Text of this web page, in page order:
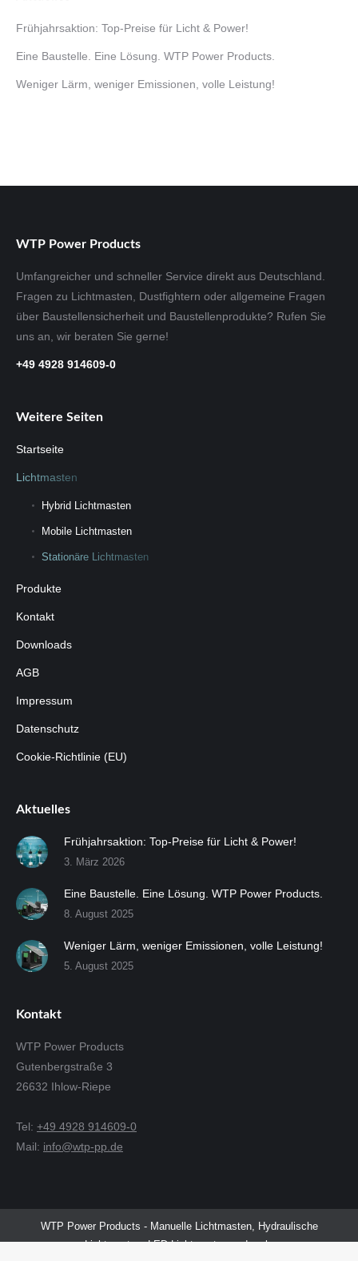
Frühjahrsaktion: Top-Preise für Licht & Power!
Eine Baustelle. Eine Lösung. WTP Power Products.
Weniger Lärm, weniger Emissionen, volle Leistung!
WTP Power Products
Umfangreicher und schneller Service direkt aus Deutschland.
Fragen zu Lichtmasten, Dustfightern oder allgemeine Fragen
über Baustellensicherheit und Baustellenprodukte? Rufen Sie
uns an, wir beraten Sie gerne!
+49 4928 914609-0
Weitere Seiten
Startseite
Lichtmasten
Hybrid Lichtmasten
Mobile Lichtmasten
Stationäre Lichtmasten
Produkte
Kontakt
Downloads
AGB
Impressum
Datenschutz
Cookie-Richtlinie (EU)
Aktuelles
Frühjahrsaktion: Top-Preise für Licht & Power!
3. März 2026
Eine Baustelle. Eine Lösung. WTP Power Products.
8. August 2025
Weniger Lärm, weniger Emissionen, volle Leistung!
5. August 2025
Kontakt
WTP Power Products
Gutenbergstraße 3
26632 Ihlow-Riepe
Tel: +49 4928 914609-0
Mail: info@wtp-pp.de
WTP Power Products - Manuelle Lichtmasten, Hydraulische
Lichtmasten, LED Lichtmasten und mehr